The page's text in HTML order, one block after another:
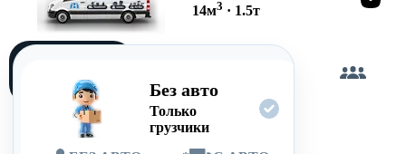
14м3 · 1.5т
Без авто
Только
грузчики